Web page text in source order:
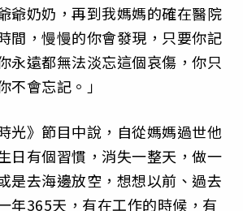
爺奶奶，再到我媽媽的確在醫院
間，慢慢的你會發現，只要你記
永遠都無法淡忘這個哀傷，你只
不會忘記。」
光》節目中說，自從媽媽過世他
日有個習慣，消失一整天，做一
是去海邊放空，想想以前、過去
年365天，有在工作的時候，有